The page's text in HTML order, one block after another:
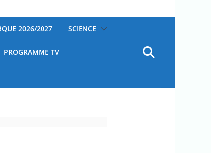
2026/2027 SCIENCE
PROGRAMME TV